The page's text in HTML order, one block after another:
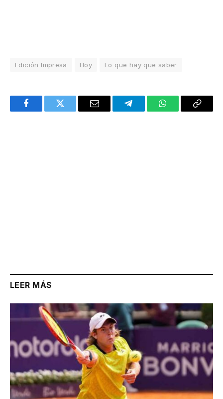
Edición Impresa Hoy Lo que hay que saber
FacebookTwitter Email TelegramWhatsAppCopy
LEER MÁS